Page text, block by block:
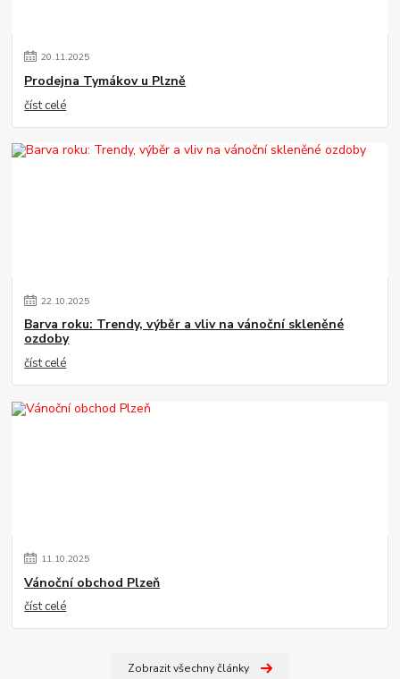
20.11.2025
Prodejna Tymákov u Plzně
číst celé
22.10.2025
Barva roku: Trendy, výběr a vliv na vánoční skleněné
ozdoby
číst celé
11.10.2025
Vánoční obchod Plzeň
číst celé
Zobrazit všechny články